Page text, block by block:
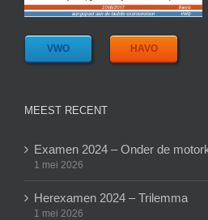
VWO HAVO
MEEST RECENT
Examen 2024 – Onder de
1 mei 2026
Herexamen 2024 – Trilemma
1 mei 2026